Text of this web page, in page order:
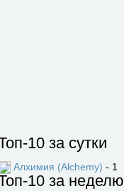
10 за сутки
Алхимия (Alchemy) - 1
10 за неделю